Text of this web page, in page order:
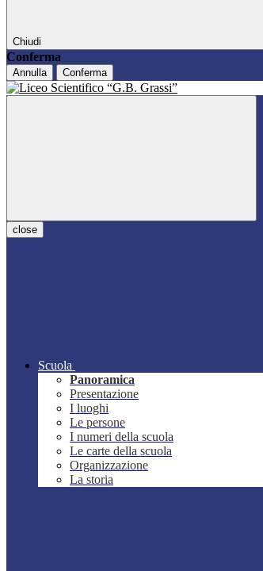
Chiudi
Conferma
Annulla Conferma
close
Scuola
Panoramica
Presentazione
I luoghi
Le persone
I numeri della scuola
Le carte della scuola
Organizzazione
La storia